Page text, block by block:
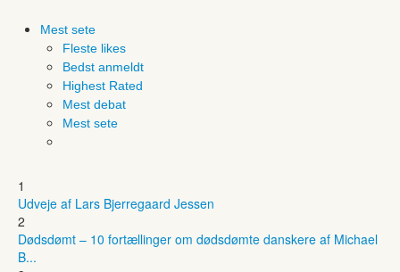
Mest sete
Fleste likes
Bedst anmeldt
Highest Rated
Mest debat
Mest sete
1
Udveje af Lars Bjerregaard Jessen
2
Dødsdømt – 10 fortællinger om dødsdømte danskere af Michael
B...